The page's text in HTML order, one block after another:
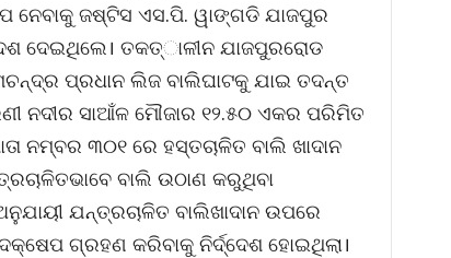
ନେବାକୁ ଜଷ୍ଟିସ ଏସ.ପି. ୱାଙ୍ଗଡି ଯାଜପୁର
ଦେଇଥିଲେ। ତକତ୍ାଳୀନ ଯାଜପୁରରୋଡ
ପ୍ରଧାନ ଲିଜ ବାଲିଘାଟକୁ ଯାଇ ତଦନ୍ତ
ନଦୀର ସାଆଁଳ ମୌଜାର ୧୨.୫୦ ଏକର ପରିମିତ
ନମ୍ବର ୩୦୧ ରେ ହସ୍ତଚାଳିତ ବାଲି ଖାଦାନ
ବାଲି ଉଠାଣ କରୁଥିବା
ଯନ୍ତ୍ରଚାଳିତ ବାଲିଖାଦାନ ଉପରେ
ଗ୍ରହଣ କରିବାକୁ ନିର୍ଦ୍ଦେଶ ହୋଇଥିଲା।